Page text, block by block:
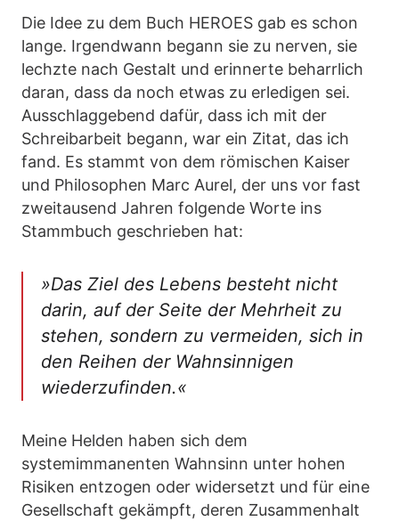
Die Idee zu dem Buch HEROES gab es schon
lange. Irgendwann begann sie zu nerven, sie
lechzte nach Gestalt und erinnerte beharrlich
daran, dass da noch etwas zu erledigen sei.
Ausschlaggebend dafür, dass ich mit der
Schreibarbeit begann, war ein Zitat, das ich
fand. Es stammt von dem römischen Kaiser
und Philosophen Marc Aurel, der uns vor fast
zweitausend Jahren folgende Worte ins
Stammbuch geschrieben hat:
»Das Ziel des Lebens besteht nicht
darin, auf der Seite der Mehrheit zu
stehen, sondern zu vermeiden, sich in
den Reihen der Wahnsinnigen
wiederzufinden.«
Meine Helden haben sich dem
systemimmanenten Wahnsinn unter hohen
Risiken entzogen oder widersetzt und für eine
Gesellschaft gekämpft, deren Zusammenhalt